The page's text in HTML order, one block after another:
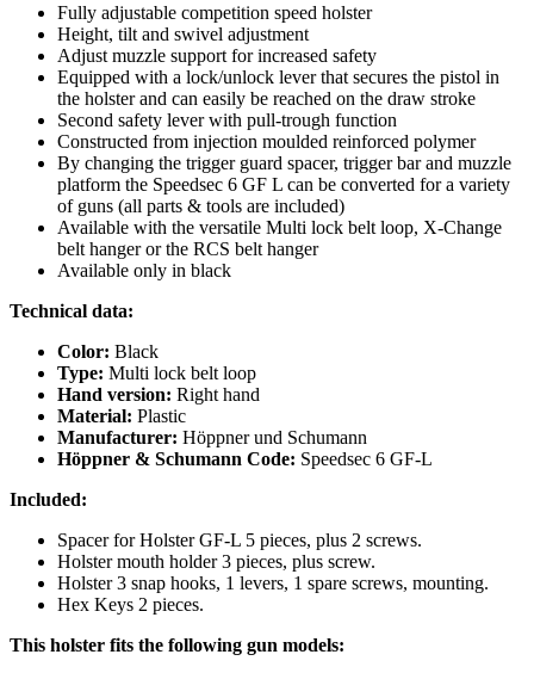
Fully adjustable competition speed holster
Height, tilt and swivel adjustment
Adjust muzzle support for increased safety
Equipped with a lock/unlock lever that secures the pistol in
the holster and can easily be reached on the draw stroke
Second safety lever with pull-trough function
Constructed from injection moulded reinforced polymer
By changing the trigger guard spacer, trigger bar and muzzle
platform the Speedsec 6 GF L can be converted for a variety
of guns (all parts & tools are included)
Available with the versatile Multi lock belt loop, X-Change
belt hanger or the RCS belt hanger
Available only in black
Technical data:
Color: Black
Type: Multi lock belt loop
Hand version: Right hand
Material: Plastic
Manufacturer: Höppner und Schumann
Höppner & Schumann Code: Speedsec 6 GF-L
Included:
Spacer for Holster GF-L 5 pieces, plus 2 screws.
Holster mouth holder 3 pieces, plus screw.
Holster 3 snap hooks, 1 levers, 1 spare screws, mounting.
Hex Keys 2 pieces.
This holster fits the following gun models: